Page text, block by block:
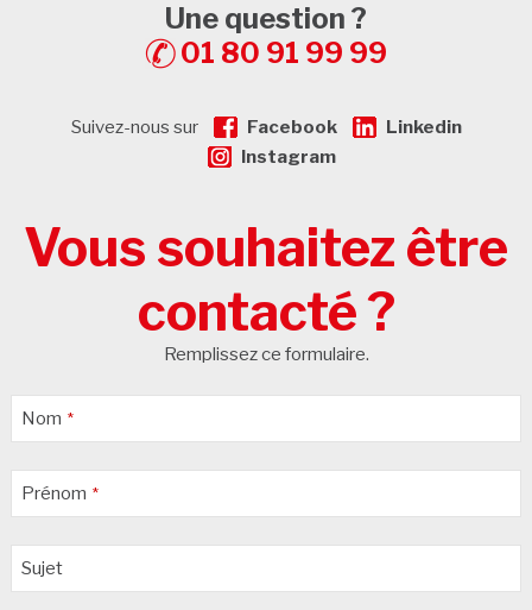
Une question ?
01 80 91 99 99
Suivez-nous sur Facebook
Linkedin
Instagram
Vous souhaitez être
contacté ?
Remplissez ce formulaire.
Nom *
Prénom *
Sujet